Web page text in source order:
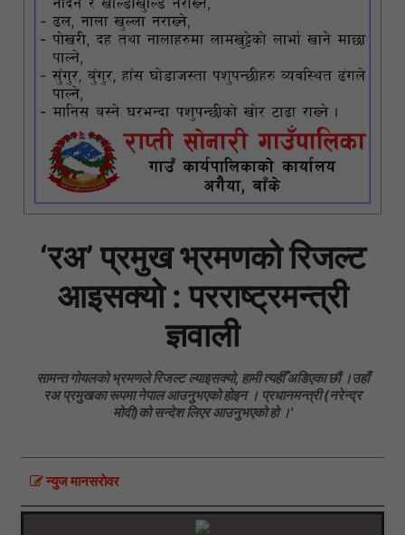
‘रअ’ प्रमुख भ्रमणको रिजल्ट
आइसक्यो : परराष्ट्रमन्त्री
ज्ञवाली
सामन्त गोयलको भ्रमणले रिजल्ट ल्याइसक्यो, हामी त्यहीँ अडिएका छौं ।उहाँ
रअ प्रमुखका रूपमा नेपाल आउनुभएको होइन । प्रधानमन्त्री (नरेन्द्र
मोदी)को सन्देश लिएर आउनुभएको हो ।'
न्युज मानसराेवर